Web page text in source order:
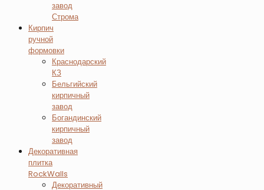
завод
Строма
Кирпич
ручной
формовки
Краснодарский
КЗ
Бельгийский
кирпичный
завод
Богандинский
кирпичный
завод
Декоративная
плитка
RockWalls
Декоративный